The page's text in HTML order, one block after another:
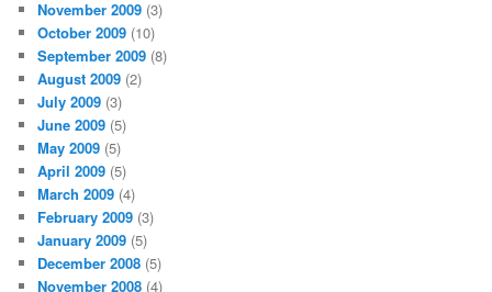
November 2009 (3)
October 2009 (10)
September 2009 (8)
August 2009 (2)
July 2009 (3)
June 2009 (5)
May 2009 (5)
April 2009 (5)
March 2009 (4)
February 2009 (3)
January 2009 (5)
December 2008 (5)
November 2008 (4)